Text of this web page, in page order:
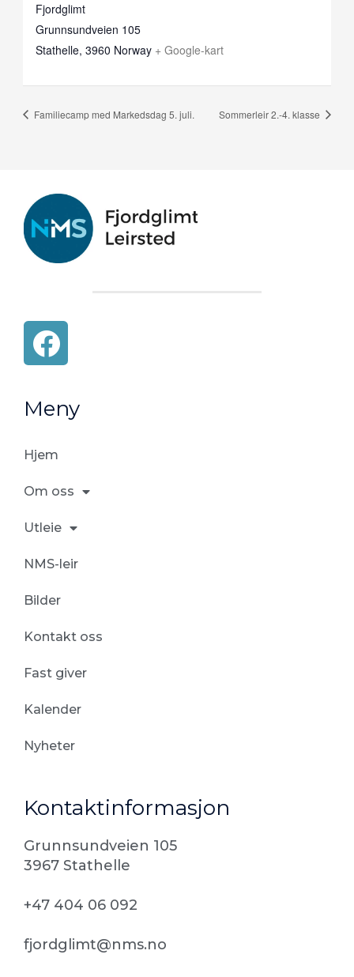
Fjordglimt
Grunnsundveien 105
Stathelle, 3960 Norway + Google-kart
Familiecamp med Markedsdag 5. juli. Sommerleir 2.-4. klasse
F
a
e
b
o
k
Meny
Hjem
Om oss
Utleie
NMS-leir
Bilder
Kontakt oss
Fast giver
Kalender
Nyheter
Kontaktinformasjon
Grunnsundveien 105
3967 Stathelle
+47 404 06 092
fjordglimt@nms.no